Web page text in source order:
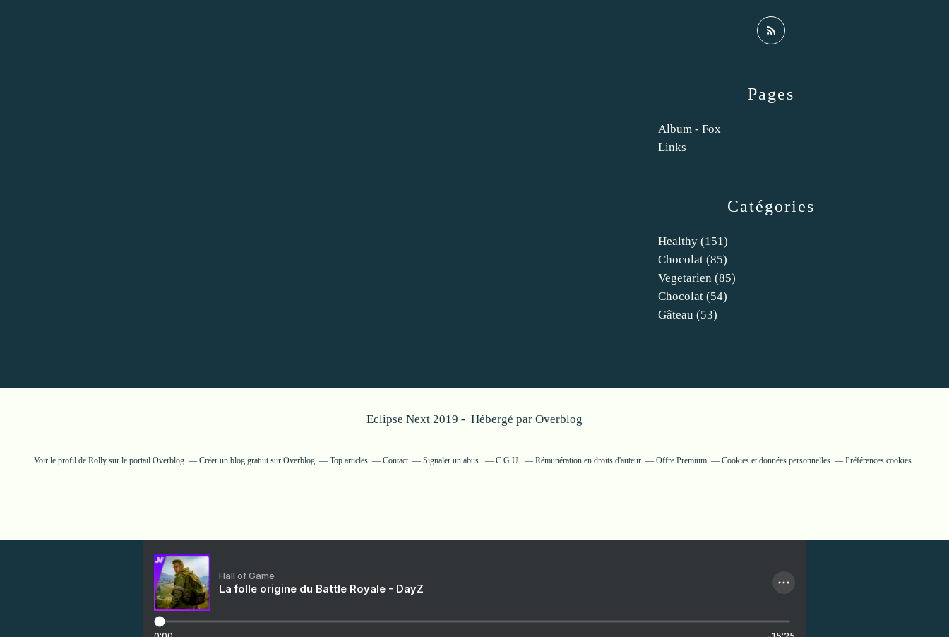
Catégories
Healthy (151)
Chocolat (85)
Vegetarien (85)
Chocolat (54)
Gâteau (53)
Pages
Album - Fox
Links
Eclipse Next 2019 - Hébergé par Overblog
Voir le profil de Rollysur le portail Overblog Créer un blog gratuit sur Overblog Top articles Contact Signaler un abus C.G.U. Rémunération en droits d'auteur Offre Premium Cookies et données personnelles Préférences cookies
Hall of Game
La folle origine du Battle Royale - DayZ